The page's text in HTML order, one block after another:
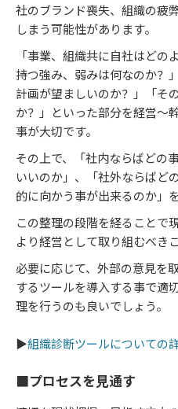
社のブランド喪失、組織の疲
しまう可能性があります。
「事業、組織共に自社はど
持つ強み、弱みは何なのか？
計画が望ましいのか？」「そ
か？」といった部分を経営～
事が大切です。
その上で、「社内ならばどの
いいのか」、「社外ならばど
的に向かう事が出来るのか」
この整理の段階を経ることで
より経営として取り組むべき
必要に応じて、外部の意見を
するツールを導入する事で適
理を行うのも良いでしょう。
▶組織診断ツールについての
■プロセスを見通す